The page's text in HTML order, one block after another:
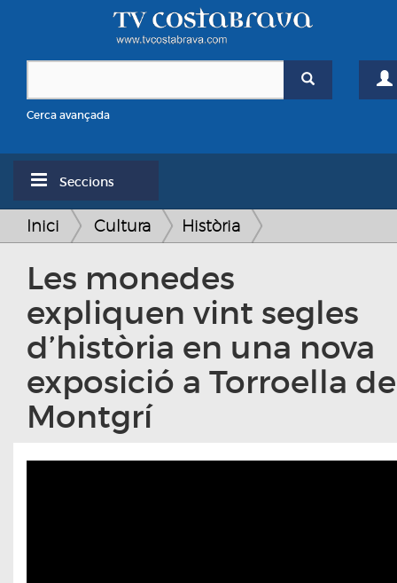
Cerca avançada
Seccions
Inici Cultura Història
Les monedes
expliquen vint segles
d’història en una nova
exposició a Torroella de
Montgrí